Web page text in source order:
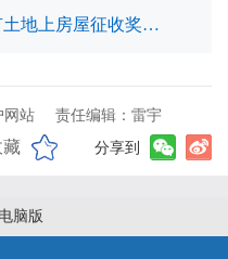
音频解读：《沅陵县国有土地上房屋征收奖励和补助办法》政策解读
网站 责任编辑：雷宇
藏 分享到
电脑版